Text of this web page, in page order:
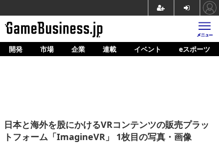
ホーム
企業動向
開発 市場 企業 連載 イベント eスポーツ
日本と海外を股にかけるVRコンテンツの販売プラッ
トフォーム「ImagineVR」 1枚目の写真・画像